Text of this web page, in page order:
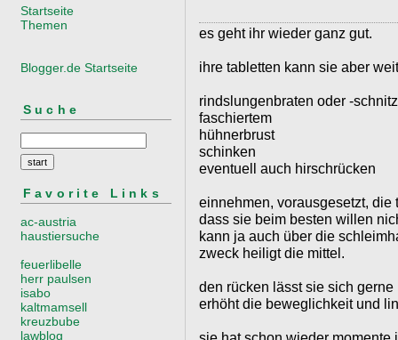
Startseite
Themen
Blogger.de Startseite
Suche
Favorite Links
ac-austria
haustiersuche
feuerlibelle
herr paulsen
isabo
kaltmamsell
kreuzbube
lawblog
es geht ihr wieder ganz gut.
ihre tabletten kann sie aber
rindslungenbraten oder -
faschiertem
hühnerbrust
schinken
eventuell auch hirschrücken
einnehmen, vorausgesetzt,
dass sie beim besten willen
kann ja auch über die
zweck heiligt die mittel.
den rücken lässt sie sich
erhöht die beweglichkeit und